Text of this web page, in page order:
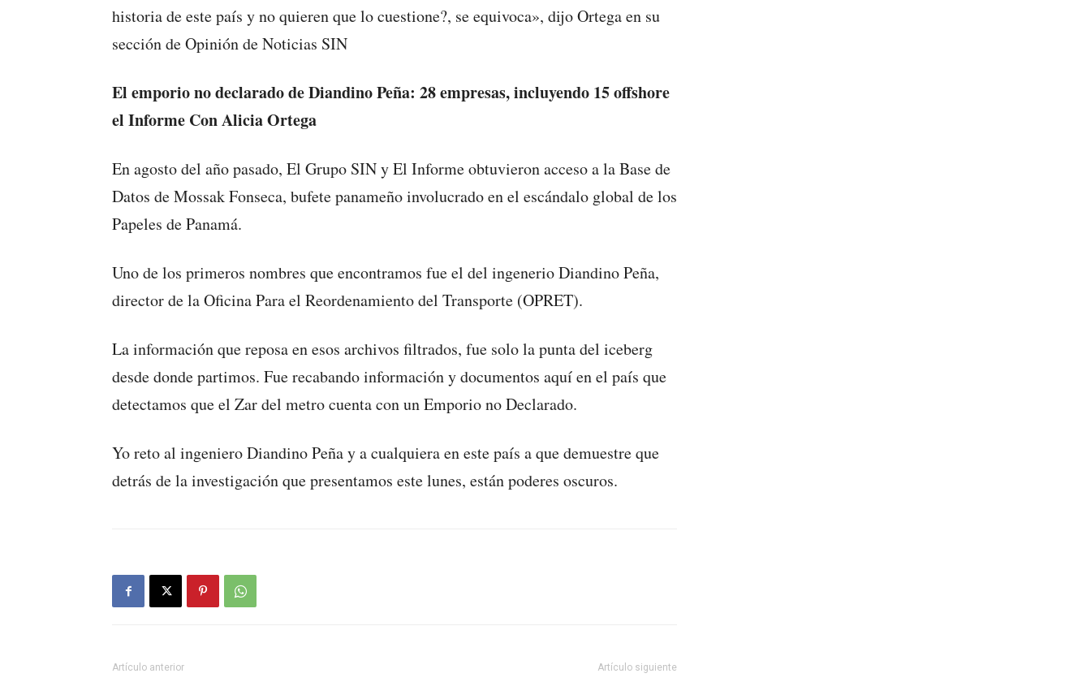
historia de este país y no quieren que lo cuestione?, se equivoca», dijo Ortega en su
sección de Opinión de Noticias SIN
El emporio no declarado de Diandino Peña: 28 empresas, incluyendo 15 offshore
el Informe Con Alicia Ortega
En agosto del año pasado, El Grupo SIN y El Informe obtuvieron acceso a la Base de
Datos de Mossak Fonseca, bufete panameño involucrado en el escándalo global de los
Papeles de Panamá.
Uno de los primeros nombres que encontramos fue el del ingenerio Diandino Peña,
director de la Oficina Para el Reordenamiento del Transporte (OPRET).
La información que reposa en esos archivos filtrados, fue solo la punta del iceberg
desde donde partimos. Fue recabando información y documentos aquí en el país que
detectamos que el Zar del metro cuenta con un Emporio no Declarado.
Yo reto al ingeniero Diandino Peña y a cualquiera en este país a que demuestre que
detrás de la investigación que presentamos este lunes, están poderes oscuros.
Artículo anterior Artículo siguiente